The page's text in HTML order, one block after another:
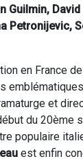
Guilmin,
Petronijevic,
en France
et
du 20ème
populaire
est enfin